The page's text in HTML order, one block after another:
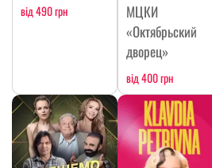
від 490 грн
МЦКИ
«Октябрьский
дворец»
від 400 грн